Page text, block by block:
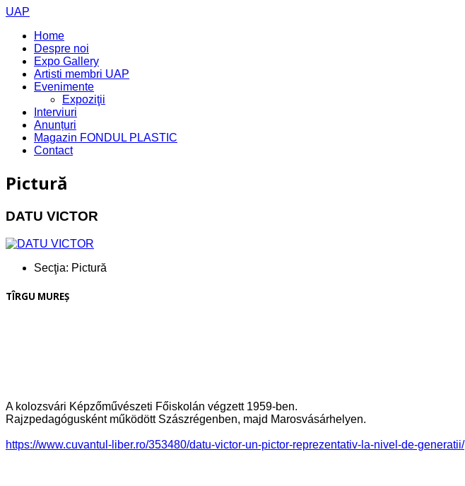
UAP
Home
Despre noi
Expo Gallery
Artisti membri UAP
Evenimente
Expoziţii
Interviuri
Anunțuri
Magazin FONDUL PLASTIC
Contact
Pictură
DATU VICTOR
Secţia: Pictură
TÎRGU MUREŞ
A kolozsvári Képzőművészeti Főiskolán végzett 1959-ben.
Rajzpedagógusként működött Szászrégenben, majd Marosvásárhelyen.
https://www.cuvantul-liber.ro/353480/datu-victor-un-pictor-reprezentativ-la-nivel-de-generatii/